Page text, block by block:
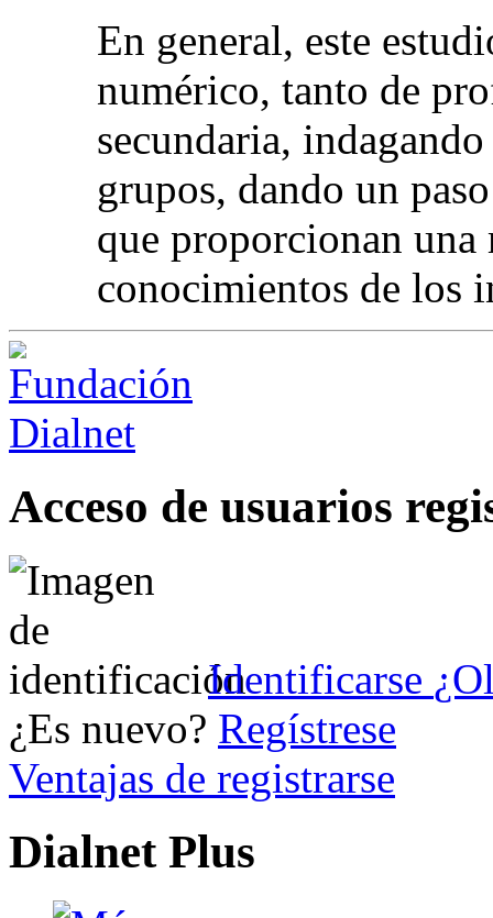
En general, este
numérico, tanto de
secundaria,
grupos, dando un
que proporcionan
conocimientos de los
Acceso de usuarios
Identificarse
¿Es nuevo? Regístrese
Ventajas de registrarse
Dialnet Plus